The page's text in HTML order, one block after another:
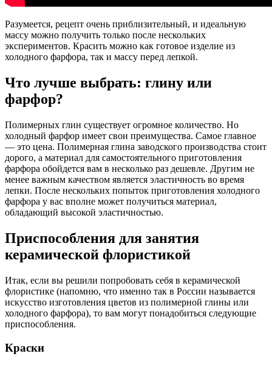
Разумеется, рецепт очень приблизительный, и идеальную
массу можно получить только после нескольких
экспериментов. Красить можно как готовое изделие из
холодного фарфора, так и массу перед лепкой.
Что лучше выбрать: глину или
фарфор?
Полимерных глин существует огромное количество. Но
холодный фарфор имеет свои преимущества. Самое главное
— это цена. Полимерная глина заводского производства стоит
дорого, а материал для самостоятельного приготовления
фарфора обойдется вам в несколько раз дешевле. Другим не
менее важным качеством является эластичность во время
лепки. После нескольких попыток приготовления холодного
фарфора у вас вполне может получиться материал,
обладающий высокой эластичностью.
Приспособления для занятия
керамической флористикой
Итак, если вы решили попробовать себя в керамической
флористике (напомню, что именно так в России называется
искусство изготовления цветов из полимерной глины или
холодного фарфора), то вам могут понадобиться следующие
приспособления.
Краски